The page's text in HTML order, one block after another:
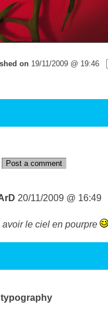
on 19/11/2009 @ 19:46
Post a comment
20/11/2009 @ 16:49
avoir le ciel en pourpre